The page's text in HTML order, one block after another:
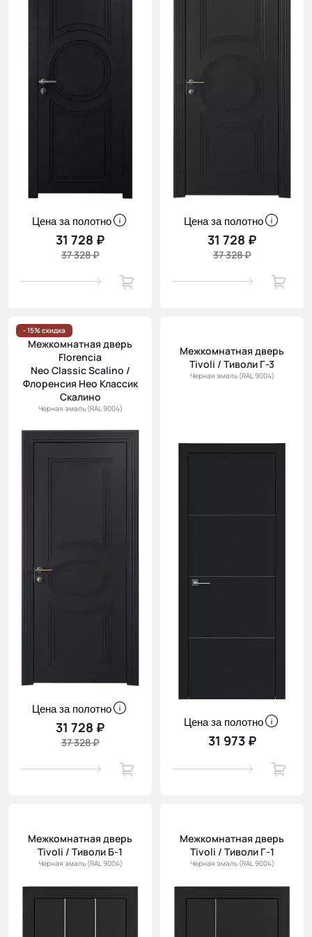
Цена за полотно
31 728 ₽
37 328 ₽
Цена за полотно
31 728 ₽
37 328 ₽
- 15% скидка
Межкомнатная дверь
Florencia
Neo Classic Scalino /
Флоренсия Нео Классик
Скалино
Черная эмаль (RAL 9004)
Цена за полотно
31 728 ₽
37 328 ₽
Межкомнатная дверь
Tivoli / Тиволи Г-3
Черная эмаль (RAL 9004)
Цена за полотно
31 973 ₽
Межкомнатная дверь
Tivoli / Тиволи Б-1
Черная эмаль (RAL 9004)
Межкомнатная дверь
Tivoli / Тиволи Г-1
Черная эмаль (RAL 9004)